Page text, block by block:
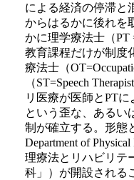
による経済の停滞と
からはるかに後れを
かに理学療法士（PT
教育課程だけが制度
療法士（
（ST=Speech
リ医療が医師とPTに
という歪な、あるい
制が確立する。形態
Department of
理療法とリハビリテ
科」）が開設される